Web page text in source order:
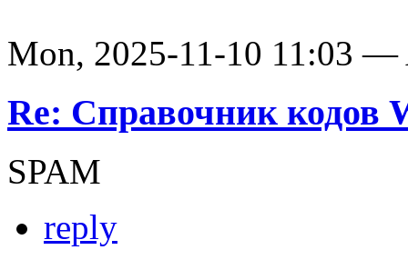
Mon, 2025-11-10 11:03 —
Re: Справочник кодов
SPAM
reply